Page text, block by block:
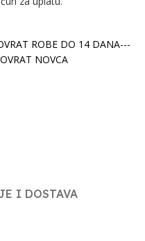
ROBE DO 14 DANA---
NOVCA
I DOSTAVA